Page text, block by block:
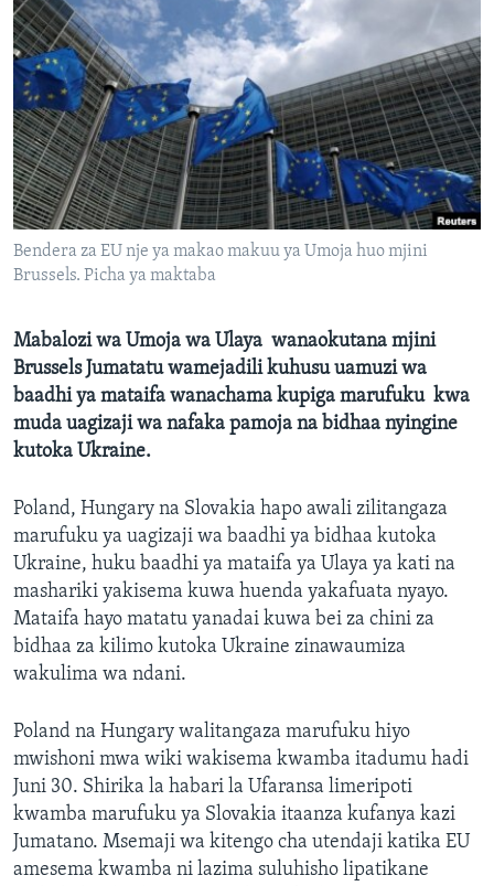
DUNIA
Bendera za EU nje ya makao makuu ya Umoja huo mjini
Brussels. Picha ya maktaba
Mabalozi wa Umoja wa Ulaya wanaokutana mjini
Brussels Jumatatu wamejadili kuhusu uamuzi wa
baadhi ya mataifa wanachama kupiga marufuku kwa
muda uagizaji wa nafaka pamoja na bidhaa nyingine
kutoka Ukraine.
Poland, Hungary na Slovakia hapo awali zilitangaza
marufuku ya uagizaji wa baadhi ya bidhaa kutoka
Ukraine, huku baadhi ya mataifa ya Ulaya ya kati na
mashariki yakisema kuwa huenda yakafuata nyayo.
Mataifa hayo matatu yanadai kuwa bei za chini za
bidhaa za kilimo kutoka Ukraine zinawaumiza
wakulima wa ndani.
Poland na Hungary walitangaza marufuku hiyo
mwishoni mwa wiki wakisema kwamba itadumu hadi
Juni 30. Shirika la habari la Ufaransa limeripoti
kwamba marufuku ya Slovakia itaanza kufanya kazi
Jumatano. Msemaji wa kitengo cha utendaji katika EU
amesema kwamba ni lazima suluhisho lipatikane